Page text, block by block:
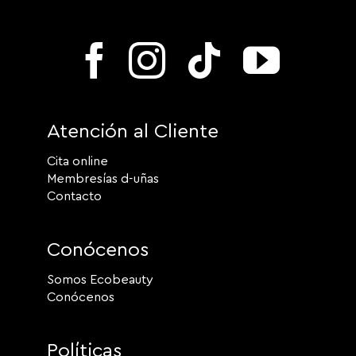
Atención al Cliente
Cita online
Membresías d-uñas
Contacto
Conócenos
Somos Ecobeauty
Conócenos
Políticas